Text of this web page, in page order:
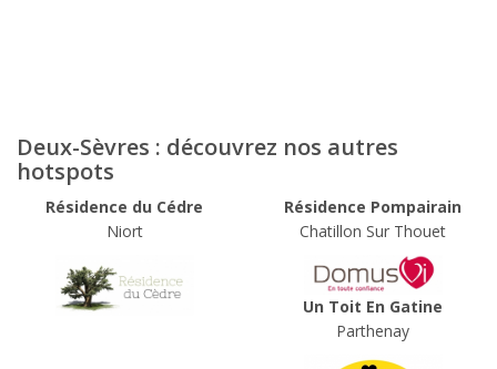
Deux-Sèvres : découvrez nos autres
hotspots
Résidence du Cédre
Niort
Résidence Pompairain
Chatillon Sur Thouet
Un Toit En Gatine
Parthenay